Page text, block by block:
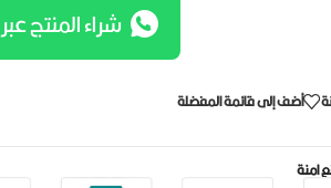
شراء المنتج
أضف إلى قائمة المفضلة
امنة